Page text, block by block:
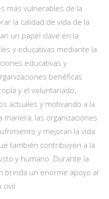
más vulnerables de la
la calidad de vida de la
un papel clave en la
y educativas mediante la
educativas y
benéficas
y el voluntariado,
actuales y motivando a la
las organizaciones
y mejoran la vida
también contribuyen a la
y humano. Durante la
brinda un enorme apoyo al
civil.